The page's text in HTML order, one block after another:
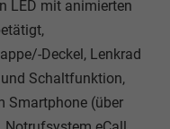
LED mit animierten
Deckel, Lenkrad
Schaltfunktion,
Smartphone (über